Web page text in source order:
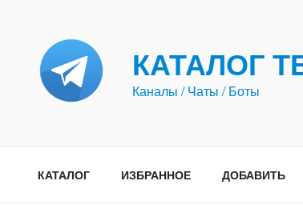
КАТАЛОГ
Каналы / Чаты / Боты
КАТАЛОГ ИЗБРАННОЕ ДОБАВИТЬ